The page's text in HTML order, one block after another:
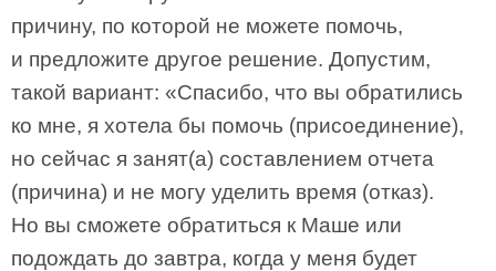
причину, по которой не можете помочь,
и предложите другое решение. Допустим,
такой вариант: «Спасибо, что вы обратились
ко мне, я хотела бы помочь (присоединение),
но сейчас я занят(а) составлением отчета
(причина) и не могу уделить время (отказ).
Но вы сможете обратиться к Маше или
подождать до завтра, когда у меня будет